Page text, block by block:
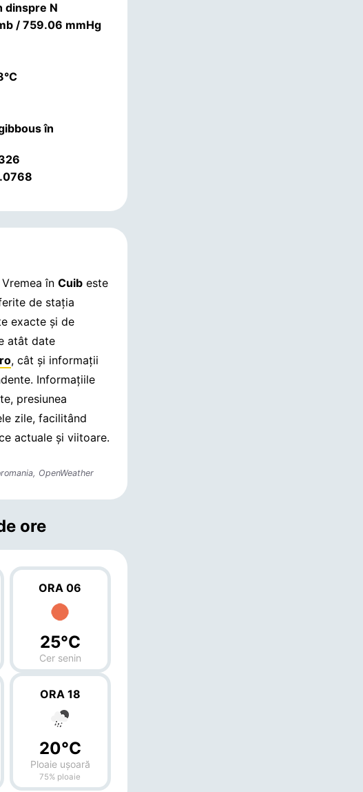
dinspre N
/ 759.06 mmHg
în
Vremea înCuib este
de stația
exacte și de
atât date
, cât și informații
Informațiile
presiunea
zile, facilitând
actuale și viitoare.
OpenWeather
ore
ORA 06
25°C
Cer senin
ORA 18
20°C
Ploaie ușoară
75% ploaie